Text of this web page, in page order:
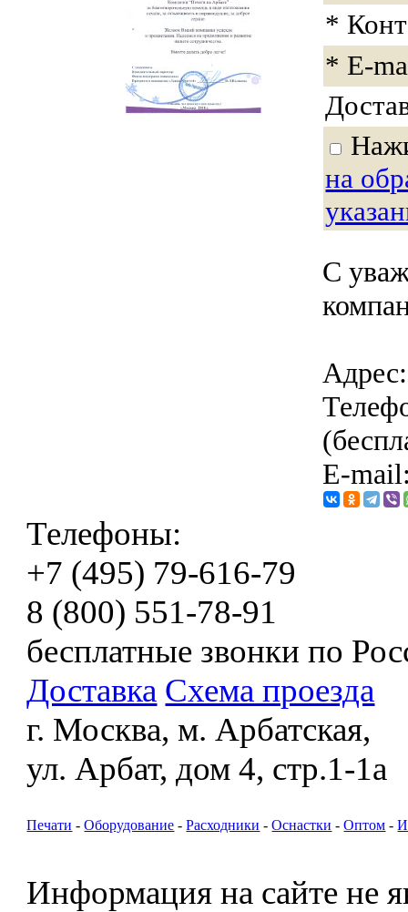
*
* E-
на
С
E-
Телефоны:
+7 (495) 79-616-79
8 (800) 551-78-91
бесплатные звонки по
Доставка Схема проезда
г. Москва, м. Арбатская,
ул. Арбат, дом 4, стр.1-1а
Печати -Оборудование -Расходники -Оснастки -Оптом -
Информация на сайте не